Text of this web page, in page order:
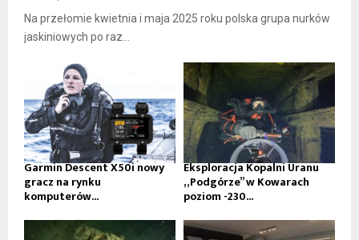
Na przełomie kwietnia i maja 2025 roku polska grupa nurków
jaskiniowych po raz...
Garmin Descent X50i nowy
gracz na rynku
komputerów...
Eksploracja Kopalni Uranu
„Podgórze” w Kowarach
poziom -230...